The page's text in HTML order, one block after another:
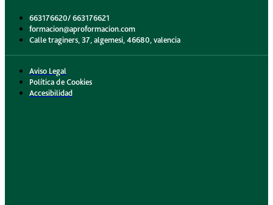
663176620/ 663176621
formacion@aproformacion.com
Calle traginers, 37, algemesi, 46680, valencia
Aviso Legal
Política de Cookies
Accesibilidad